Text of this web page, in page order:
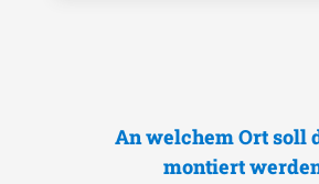
An welchem Ort soll
montiert